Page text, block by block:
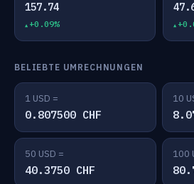
157.74
+0.09%
BELIEBTE UMRECHNUNGEN
1 USD =
0.807500 CHF
10
50 USD =
40.3750 CHF
100